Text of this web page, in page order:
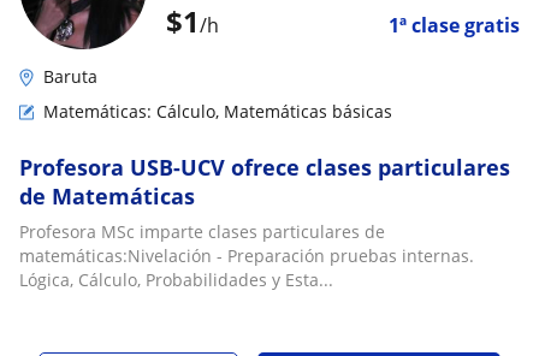
$1/h 1ª clase gratis
Baruta
Matemáticas: Cálculo, Matemáticas básicas
Profesora USB-UCV ofrece clases particulares
de Matemáticas
Profesora MSc imparte clases particulares de
matemáticas:Nivelación - Preparación pruebas internas.
Lógica, Cálculo, Probabilidades y Esta...